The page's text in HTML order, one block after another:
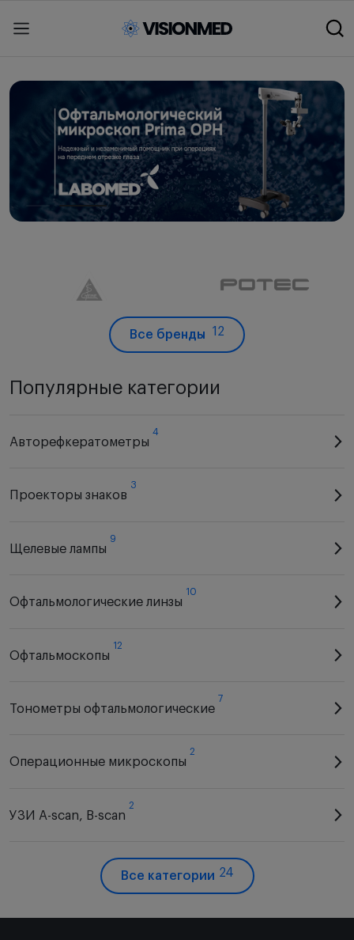
Все бренды 12
Популярные категории
Авторефкератометры
4
Проекторы знаков
3
Щелевые лампы
9
Офтальмологические линзы
10
Офтальмоскопы
12
Тонометры офтальмологические
7
Операционные микроскопы
2
УЗИ A-scan, B-scan
2
Все категории 24